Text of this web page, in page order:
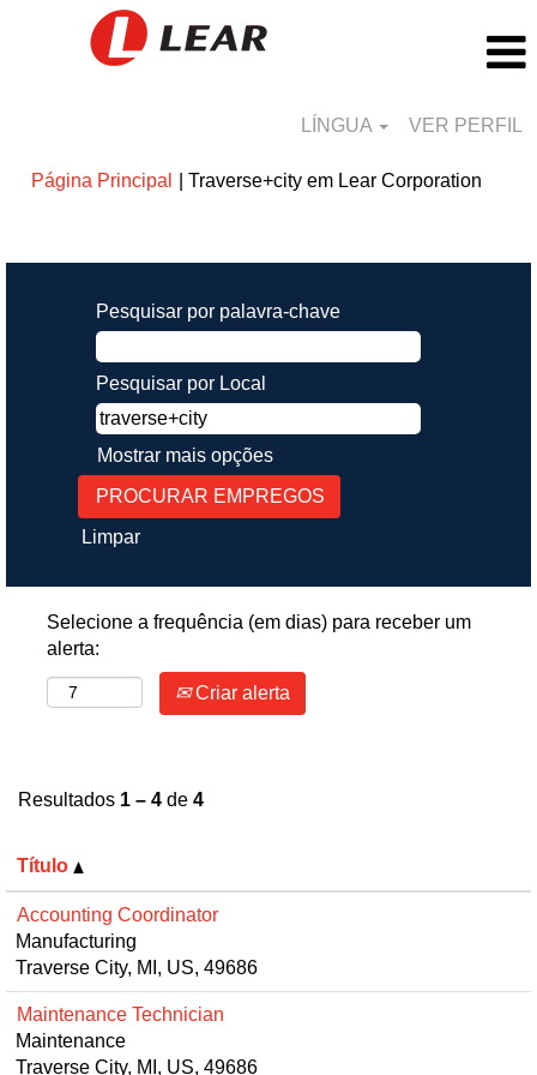
LÍNGUA VER PERFIL
Página Principal Traverse+city em Lear Corporation
Pesquisar por palavra-chave
Pesquisar por Local
Mostrar mais opções
Limpar
Selecione a frequência (em dias) para receber um
alerta:
Criar alerta
Resultados 1 – 4 de 4
Título
Accounting Coordinator
Manufacturing
Traverse City, MI, US, 49686
Maintenance Technician
Maintenance
Traverse City, MI, US, 49686